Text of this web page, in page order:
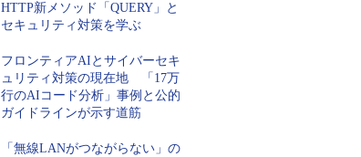
HTTP新メソッド「QUERY」と
セキュリティ対策を学ぶ
フロンティアAIとサイバーセキ
ュリティ対策の現在地 「17万
行のAIコード分析」事例と公的
ガイドラインが示す道筋
「無線LANがつながらない」の